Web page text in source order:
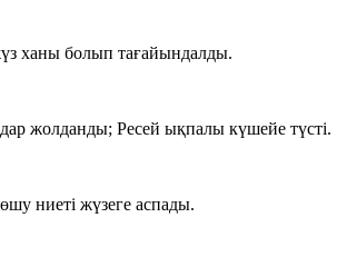
ханы болып тағайындалды.
жолданды; Ресей ықпалы күшейе түсті.
ниеті жүзеге аспады.